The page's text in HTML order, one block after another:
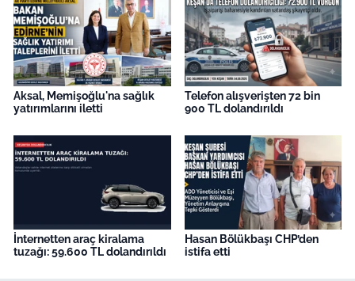
Aksal, Memişoğlu'na sağlık
yatırımlarını iletti
Telefon alışverişten 72 bin
900 TL dolandırıldı
İnternetten araç kiralama
tuzağı: 59.600 TL dolandırıldı
Hasan Bölükbaşı CHP’den
istifa etti
Finans
Genel-A
Gündem-Eğitim